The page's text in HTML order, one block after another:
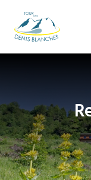
navigation
contenu
principal
pied
de